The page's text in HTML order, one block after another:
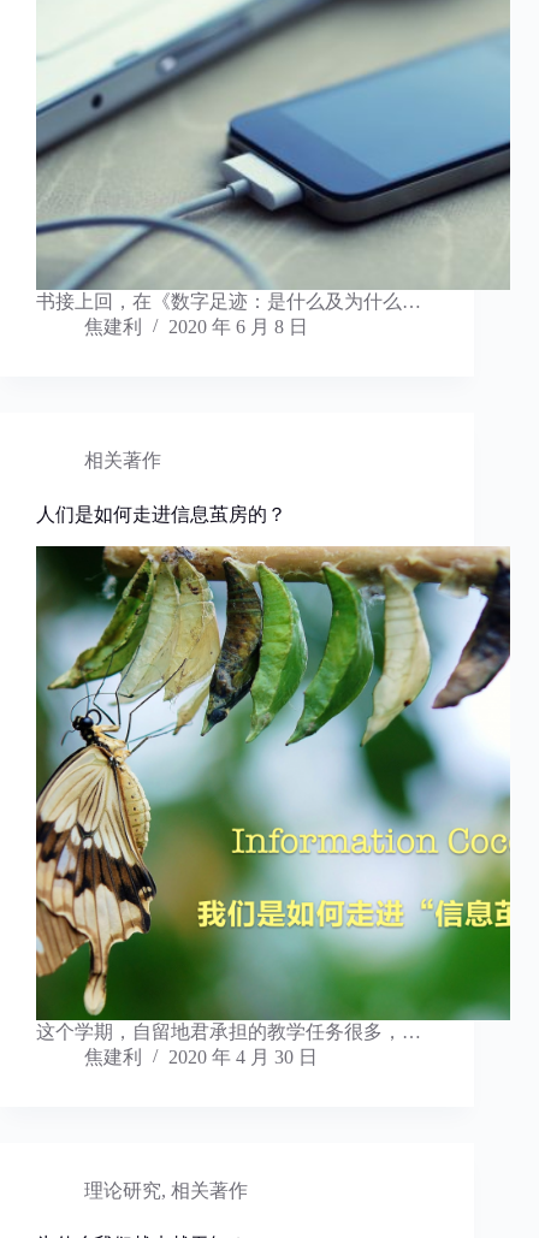
​书接上回，在《数字足迹：是什么及为什么…
焦建利
2020 年 6 月 8 日
相关著作
人们是如何走进信息茧房的？
这个学期，自留地君承担的教学任务很多，…
焦建利
2020 年 4 月 30 日
理论研究, 相关著作